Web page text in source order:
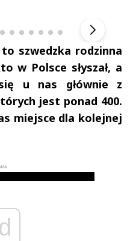
szwedzka rodzinna
w Polsce słyszał, a
u nas głównie z
jest ponad 400.
miejsce dla kolejnej